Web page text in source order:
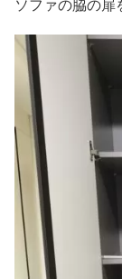
ソファの脇の扉